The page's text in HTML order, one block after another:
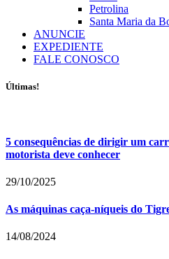
Petrolina
Santa Maria da
ANUNCIE
EXPEDIENTE
FALE CONOSCO
Últimas!
5 consequências de dirigir um
motorista deve conhecer
29/10/2025
As máquinas caça-níqueis do
14/08/2024